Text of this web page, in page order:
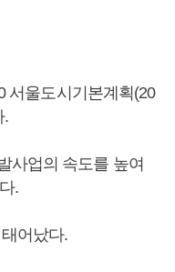
서울도시기본계획(20
.
사업의 속도를 높여
.
어났다.